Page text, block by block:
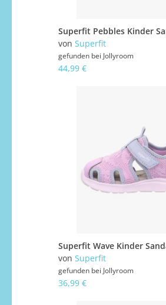
von Superfit
gefunden bei Jollyroom
44,99 €
von Superfit
gefunden bei Jollyroom
36,99 €